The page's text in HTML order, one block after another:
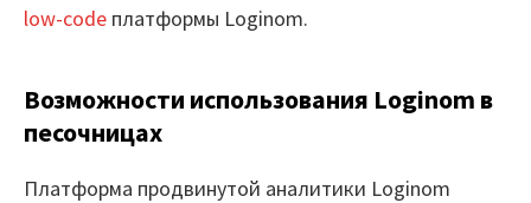
low-code платформы Loginom.
Возможности использования Loginom в
песочницах
Платформа продвинутой аналитики Loginom